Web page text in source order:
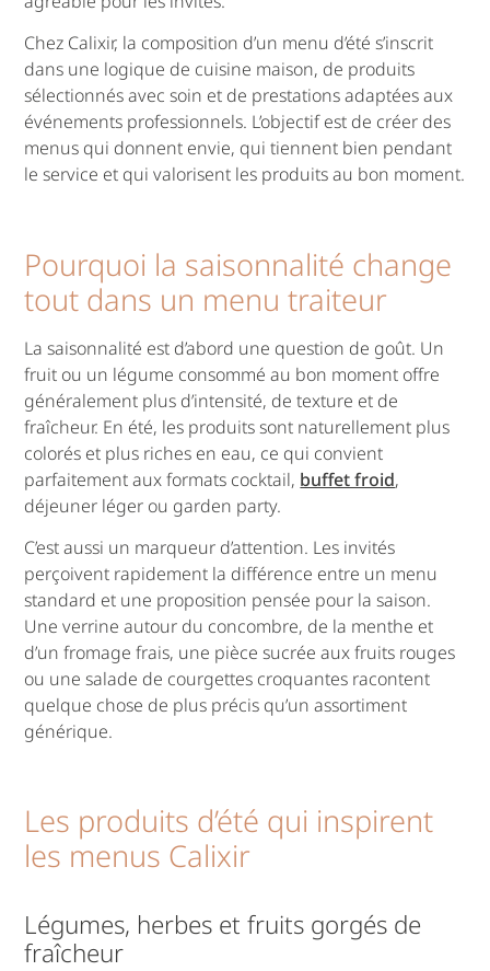
Chez Calixir, la composition d’un menu d’été s’inscrit
dans une logique de cuisine maison, de produits
sélectionnés avec soin et de prestations adaptées aux
événements professionnels. L’objectif est de créer des
menus qui donnent envie, qui tiennent bien pendant
le service et qui valorisent les produits au bon moment.
Pourquoi la saisonnalité change
tout dans un menu traiteur
La saisonnalité est d’abord une question de goût. Un
fruit ou un légume consommé au bon moment offre
généralement plus d’intensité, de texture et de
fraîcheur. En été, les produits sont naturellement plus
colorés et plus riches en eau, ce qui convient
parfaitement aux formats cocktail, buffet froid,
déjeuner léger ou garden party.
C’est aussi un marqueur d’attention. Les invités
perçoivent rapidement la différence entre un menu
standard et une proposition pensée pour la saison.
Une verrine autour du concombre, de la menthe et
d’un fromage frais, une pièce sucrée aux fruits rouges
ou une salade de courgettes croquantes racontent
quelque chose de plus précis qu’un assortiment
générique.
Les produits d’été qui inspirent
les menus Calixir
Légumes, herbes et fruits gorgés de
fraîcheur